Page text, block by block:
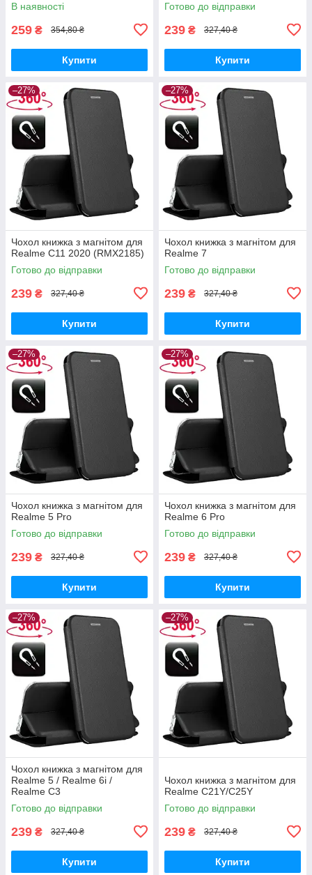
В наявності
259 ₴ 354,80 ₴
Купити
Готово до відправки
239 ₴ 327,40 ₴
Купити
–27%
Чохол книжка з магнітом для
Realme C11 2020 (RMX2185)
Готово до відправки
239 ₴ 327,40 ₴
Купити
–27%
Чохол книжка з магнітом для
Realme 7
Готово до відправки
239 ₴ 327,40 ₴
Купити
–27%
Чохол книжка з магнітом для
Realme 5 Pro
Готово до відправки
239 ₴ 327,40 ₴
Купити
–27%
Чохол книжка з магнітом для
Realme 6 Pro
Готово до відправки
239 ₴ 327,40 ₴
Купити
–27%
Чохол книжка з магнітом для
Realme 5 / Realme 6і /
Realme C3
Готово до відправки
239 ₴ 327,40 ₴
Купити
–27%
Чохол книжка з магнітом для
Realme C21Y/C25Y
Готово до відправки
239 ₴ 327,40 ₴
Купити